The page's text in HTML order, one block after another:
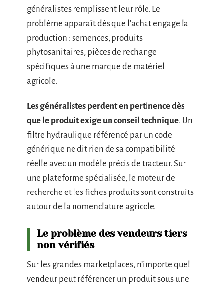
généralistes remplissent leur rôle. Le
problème apparaît dès que l’achat engage la
production : semences, produits
phytosanitaires, pièces de rechange
spécifiques à une marque de matériel
agricole.
Les généralistes perdent en pertinence dès
que le produit exige un conseil technique. Un
filtre hydraulique référencé par un code
générique ne dit rien de sa compatibilité
réelle avec un modèle précis de tracteur. Sur
une plateforme spécialisée, le moteur de
recherche et les fiches produits sont construits
autour de la nomenclature agricole.
Le problème des vendeurs tiers
non vérifiés
Sur les grandes marketplaces, n’importe quel
vendeur peut référencer un produit sous une